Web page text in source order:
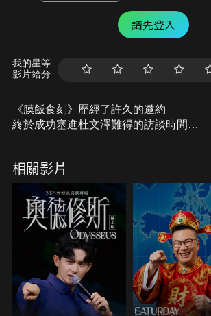
請先登入
我的星等
影片給分
《膜飯食刻》歷經了許久的邀約
終於成功塞進杜文澤難得的訪談時間
也談及了當今公眾人物面臨世局的應對。
相關影片